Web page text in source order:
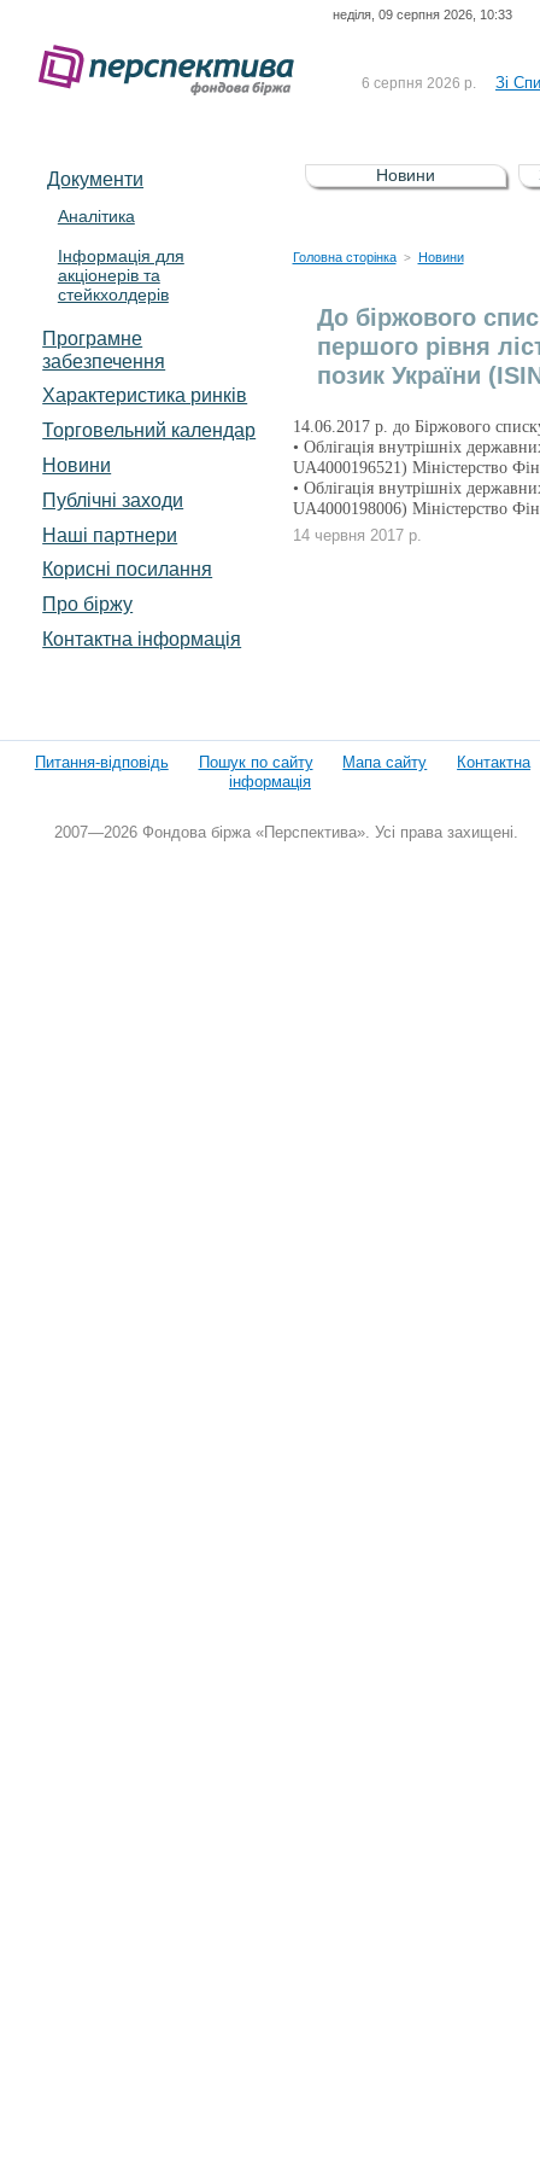
неділя, 09 серпня 2026, 10:33
6 серпня 2026 р. Зі
5 серпня 2026 р.
Зі
UA4000232607)
4 серпня 2026 р.
Документи
Аналітика
Інформація для
акціонерів та
стейкхолдерів
Програмне
забезпечення
Характеристика pинків
Торговельний календар
Новини
Публічні заходи
Наші партнери
Корисні посилання
Про біржу
Контактна інформація
Новини
Головна сторінка > Новини
До біржового
першого рівня
позик України
14.06.2017 р. до Біржового
• Облігація внутрішніх
UA4000196521) Міністерство
• Облігація внутрішніх
UA4000198006) Міністерство
14 червня 2017 р.
Питання-відповідь Пошук по сайту Мапа сайту
Контактна
інформація
2007—2026 Фондова біржа «Перспектива». Усі права захищені.